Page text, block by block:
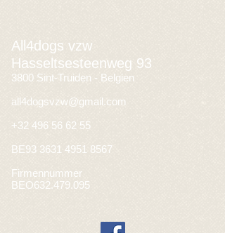
All4dogs vzw
Hasseltsesteenweg 93
3800 Sint-Truiden - Belgien
all4dogsvzw@gmail.com
+32 496 56 62 55
BE93 3631 4951 8567
Firmennummer
BEO632.479.095